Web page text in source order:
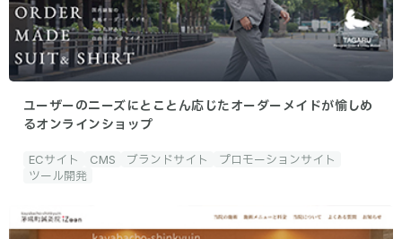
ユーザーのニーズにとことん応じたオーダーメイドが愉しめ
るオンラインショップ
ECサイト CMS ブランドサイト
プロモーションサイト
ツール開発